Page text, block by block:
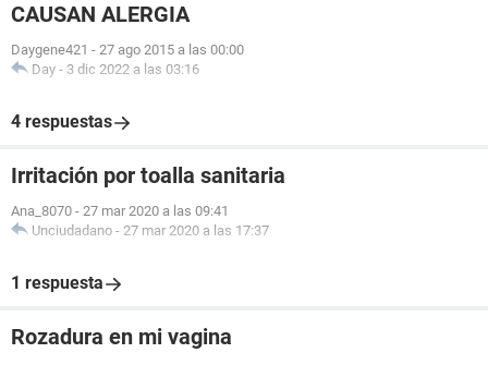
CAUSAN ALERGIA
Daygene421 - 27 ago 2015 a las 00:00
Day - 3 dic 2022 a las 03:16
4 respuestas
Irritación por toalla sanitaria
Ana_8070 - 27 mar 2020 a las 09:41
Unciudadano - 27 mar 2020 a las 17:37
1 respuesta
Rozadura en mi vagina